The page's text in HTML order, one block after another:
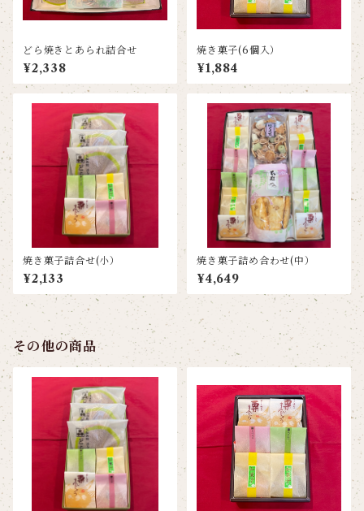
どら焼きとあられ詰合せ
¥2,338
焼き菓子(6個入）
¥1,884
焼き菓子詰合せ(小）
¥2,133
焼き菓子詰め合わせ(中）
¥4,649
その他の商品